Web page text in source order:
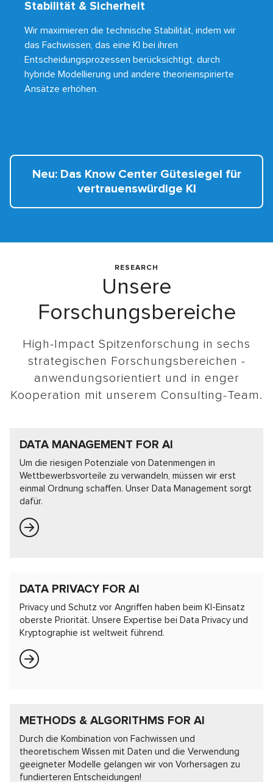
Stabilität & Sicherheit
Wir maximieren die technische Stabilität, indem wir
das Fachwissen, das eine KI bei ihren
Entscheidungsprozessen berücksichtigt, durch
hybride Modellierung und andere theorieinspirierte
Ansätze erhöhen.
Neu: Das Know Center Gütesiegel für
vertrauenswürdige KI
RESEARCH
Unsere
Forschungsbereiche
High-Impact Spitzenforschung in sechs
strategischen Forschungsbereichen -
anwendungsorientiert und in enger
Kooperation mit unserem Consulting-Team.
DATA MANAGEMENT FOR AI
Um die riesigen Potenziale von Datenmengen in
Wettbewerbsvorteile zu verwandeln, müssen wir erst
einmal Ordnung schaffen. Unser Data Management sorgt
dafür.
DATA PRIVACY FOR AI
Privacy und Schutz vor Angriffen haben beim KI-Einsatz
oberste Priorität. Unsere Expertise bei Data Privacy und
Kryptographie ist weltweit führend.
METHODS & ALGORITHMS FOR AI
Durch die Kombination von Fachwissen und
theoretischem Wissen mit Daten und die Verwendung
geeigneter Modelle gelangen wir von Vorhersagen zu
fundierteren Entscheidungen!